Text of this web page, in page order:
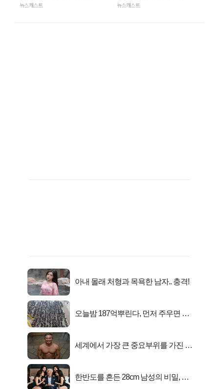
뉴스캐스트 뉴스캐스트
아내 몰래 처형과 목욕한 남자.. 충격!
오늘밤 187억뿌린다, 먼저 주우면 최
세계에서 가장 큰 중요부위를 가진 남
한반도를 흔든 28cm 남성의 비밀, 매